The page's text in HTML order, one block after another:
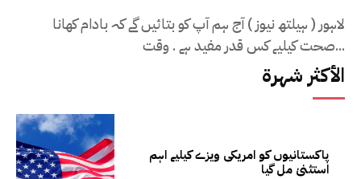
لاہور ( ہیلتھ نیوز ) آج ہم آپ کو بتائیں گے کہ بادام کھانا
صحت کیلیے کس قدر مفید ہے . وقت...
الأكثر شهرة
پاکستانیوں کو امریکی ویزے کیلیے اہم
استثنیٰ مل گیا